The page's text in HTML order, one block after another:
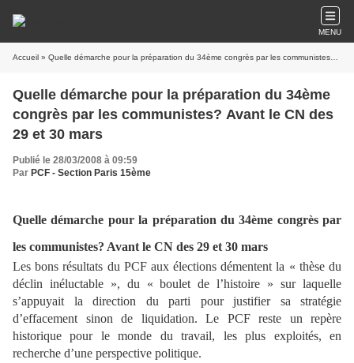
MENU
Accueil » Quelle démarche pour la préparation du 34ème congrès par les communistes? Avant le CN des 29 et 30 mars
Quelle démarche pour la préparation du 34ème
congrès par les communistes? Avant le CN des
29 et 30 mars
Publié le 28/03/2008 à 09:59
Par PCF - Section Paris 15ème
Quelle démarche pour la préparation du 34ème congrès par
les communistes? Avant le CN des 29 et 30 mars
Les bons résultats du PCF aux élections démentent la « thèse du
déclin inéluctable », du « boulet de l’histoire » sur laquelle
s’appuyait la direction du parti pour justifier sa stratégie
d’effacement sinon de liquidation. Le PCF reste un repère
historique pour le monde du travail, les plus exploités, en
recherche d’une perspective politique.